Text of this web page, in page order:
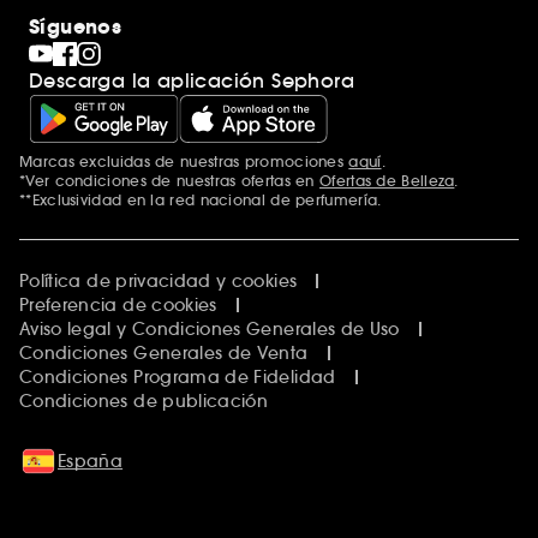
Descubrir Sephora
Código promocional Sephora
San Valentín
Día del Padre
Premio Sephora
Día de la Madre
Calendario Adviento
Singles' Day
Black Friday
Cyber Monday
Síguenos
Descarga la aplicación Sephora
Marcas excluidas de nuestras promocionesaquí.
*Ver condiciones de nuestras ofertas en Ofertas de Belleza.
**Exclusividad en la red nacional de perfumería.
Política de privacidad y cookies
Preferencia de cookies
Aviso legal y Condiciones Generales de Uso
Condiciones Generales de Venta
Condiciones Programa de Fidelidad
Condiciones de publicación
España